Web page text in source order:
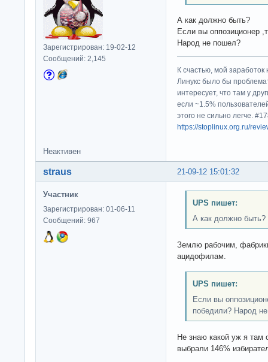
Зарегистрирован: 19-02-12
Сообщений: 2,145
А как должно быть?
Если вы оппозиционер
Народ не пошел?
К счастью, мой
Линукс было бы
интересует, что там у
если ~1.5%
этого не сильно легче.
https://stoplinux.org.ru/
Неактивен
21-09-12 15:01:32
straus
Участник
Зарегистрирован: 01-06-11
Сообщений: 967
UPS пишет:
А как должно быть?
Землю рабочим,
ацидофилам.
UPS пишет:
Если вы
победили? Народ
Не знаю какой уж я там
выбрали 146%